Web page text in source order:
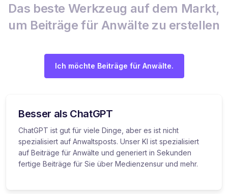
Das beste Werkzeug auf dem Markt,
um Beiträge für Anwälte zu erstellen
Ich möchte Beiträge für Anwälte.
Besser als ChatGPT
ChatGPT ist gut für viele Dinge, aber es ist nicht
spezialisiert auf Anwaltsposts. Unser KI ist spezialisiert
auf Beiträge für Anwälte und generiert in Sekunden
fertige Beiträge für Sie über Medienzensur und mehr.